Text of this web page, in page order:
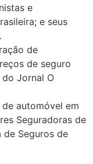
e
e seus
de
de seguro
Jornal O
automóvel em
Seguradoras de
Seguros de